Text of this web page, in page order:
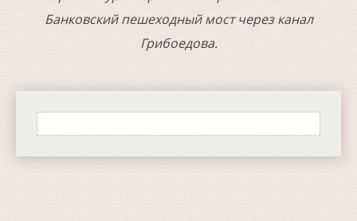
Банковский пешеходный мост через канал
Грибоедова.